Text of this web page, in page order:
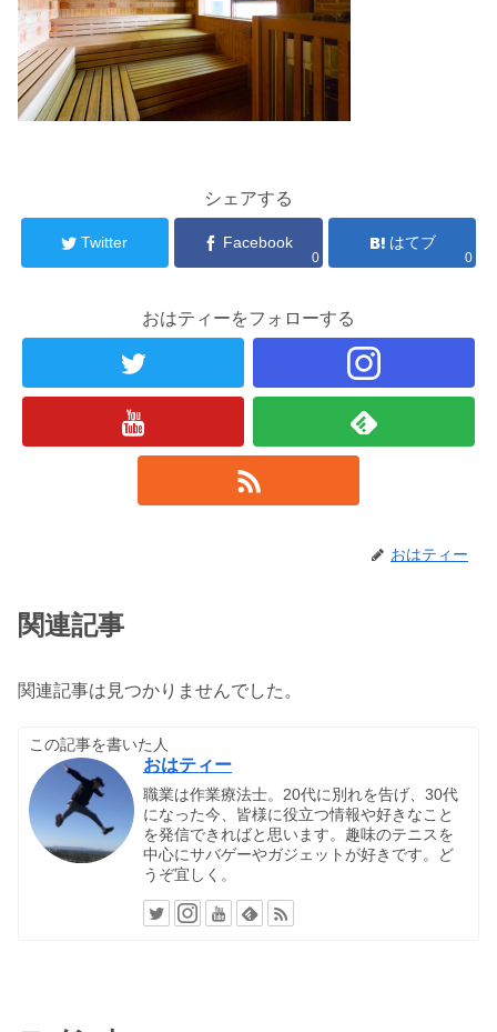
シェアする
Twitter Facebook
0
はてブ
0
おはティーをフォローする
おはティー
関連記事
関連記事は見つかりませんでした。
この記事を書いた人
おはティー
職業は作業療法士。20代に別れを告げ、30代
になった今、皆様に役立つ情報や好きなこと
を発信できればと思います。趣味のテニスを
中心にサバゲーやガジェットが好きです。ど
うぞ宜しく。